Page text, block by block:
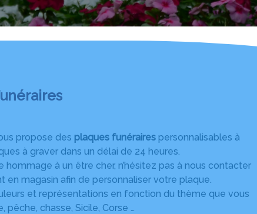
propose des plaques funéraires personnalisables à
à graver dans un délai de 24 heures.
hommage à un être cher, n’hésitez pas à nous contacter
en magasin afin de personnaliser votre plaque.
et représentations en fonction du thème que vous
chasse, Sicile, Corse …